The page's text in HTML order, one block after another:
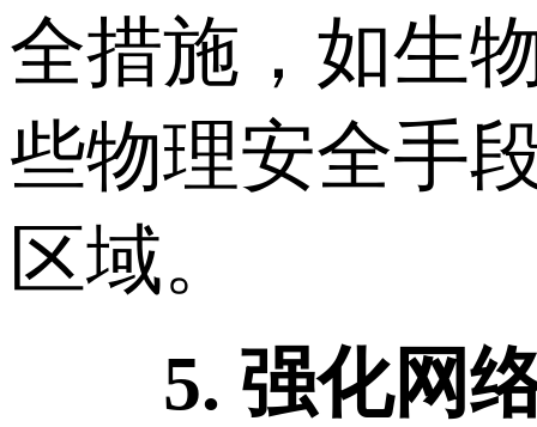
全措施，如生
些物理安全手
区域。
5. 强化网